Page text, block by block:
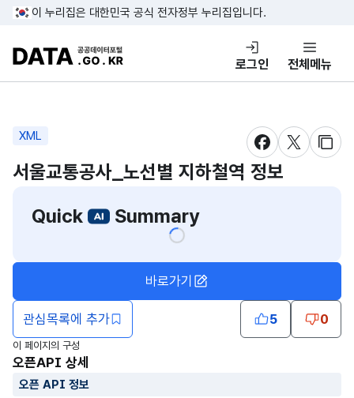
콘텐츠 바로가기
푸터 바로가기
이 누리집은 대한민국 공식 전자정부 누리집입니다.
DATA.GO.KR 공공데이터포털
로그인 전체메뉴
XML
새창 열림새창 열림
새창
서울교통공사_노선별 지하철역 정보
Quick
Summary
관심목록에 추가
바로가기
5 0
이 페이지의 구성
오픈API 상세
오픈 API 정보